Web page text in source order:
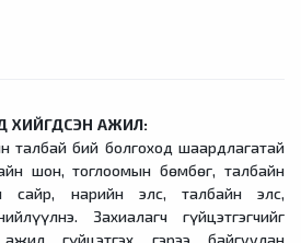
ХИЙГДСЭН АЖИЛ:
бий болгоход шаардлагатай
шон, тоглоомын бөмбөг, талбайн
сайр, нарийн элс, талбайн элс,
Захиалагч гүйцэтгэгчийг
гүйцэтгэх гэрээ байгуулан